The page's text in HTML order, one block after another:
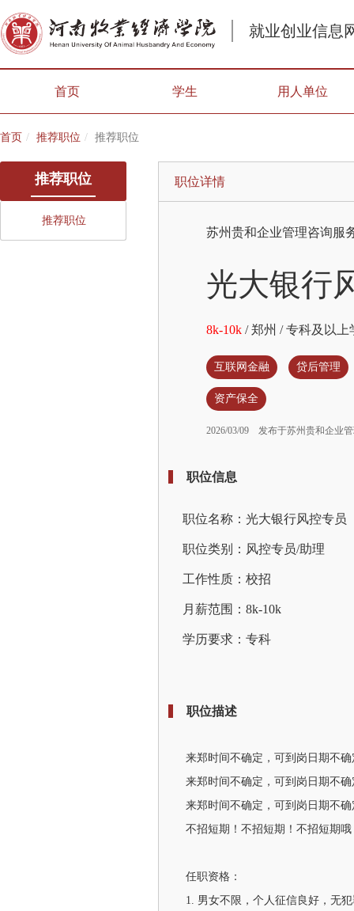
就业创业信息
首页 学生 用人单位
首页 推荐职位 推荐职位
推荐职位
推荐职位
职位详情
苏州贵和企业管理咨询服
光大银行
8k-10k /郑州 /专科及以上
互联网金融 贷后管理
资产保全
2026/03/09 发布于苏州贵和企业
职位信息
职位名称：光大银行风控专员
职位类别：风控专员/助理
工作性质：校招
月薪范围：8k-10k
学历要求：专科
职位描述
来郑时间不确定，可到岗日期不
来郑时间不确定，可到岗日期不
来郑时间不确定，可到岗日期不
不招短期！不招短期！不招短期哦
任职资格：
1. 男女不限，个人征信良好，无